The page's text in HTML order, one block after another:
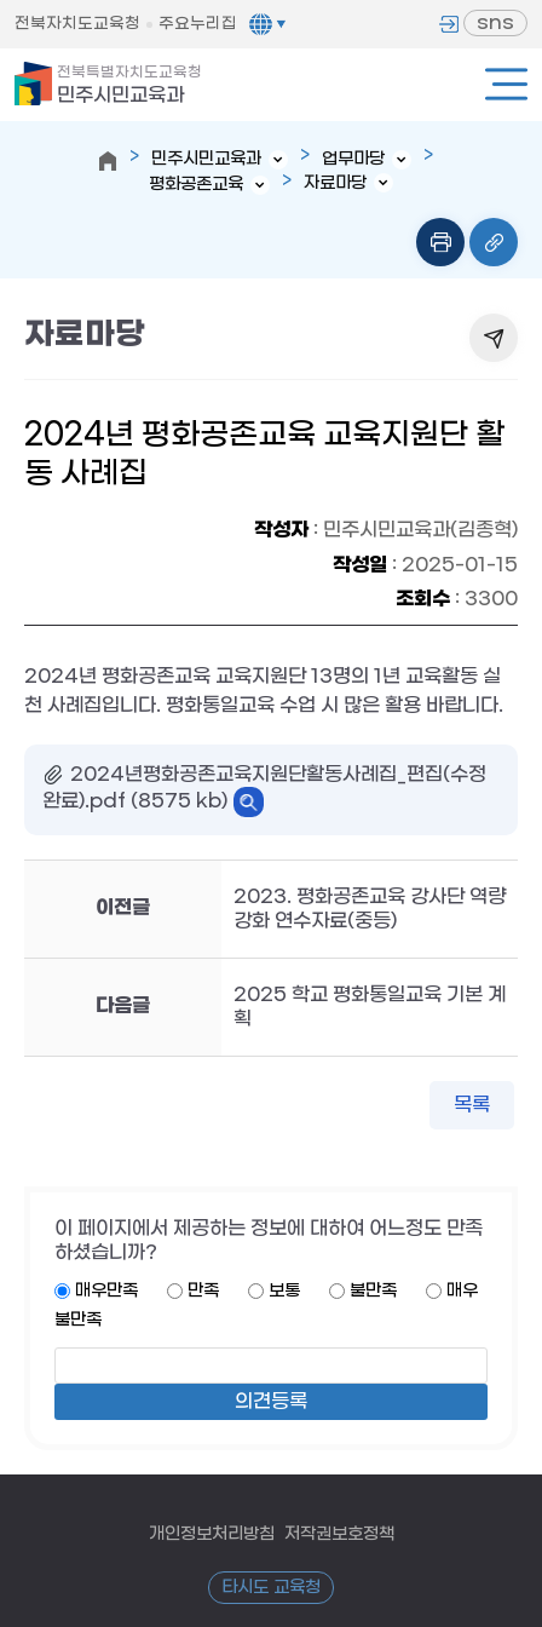
전북자치도교육청 주요누리집 sns
전북특별자치도교육청
민주시민교육과
민주시민교육과
업무마당
평화공존교육
자료마당
자료마당
2024년 평화공존교육 교육지원단 활
동 사례집
작성자: 민주시민교육과(김종혁)
작성일 : 2025-01-15
조회수 : 3300
2024년 평화공존교육 교육지원단 13명의 1년 교육활동 실
천 사례집입니다. 평화통일교육 수업 시 많은 활용 바랍니다.
2024년평화공존교육지원단활동사례집_편집(수정
완료).pdf (8575 kb)
이전글
2023. 평화공존교육 강사단 역량
강화 연수자료(중등)
다음글
2025 학교 평화통일교육 기본 계
획
목록
이 페이지에서 제공하는 정보에 대하여 어느정도 만족
하셨습니까?
매우만족 만족 보통 불만족
매우
불만족
개인정보처리방침 저작권보호정책
타시도 교육청